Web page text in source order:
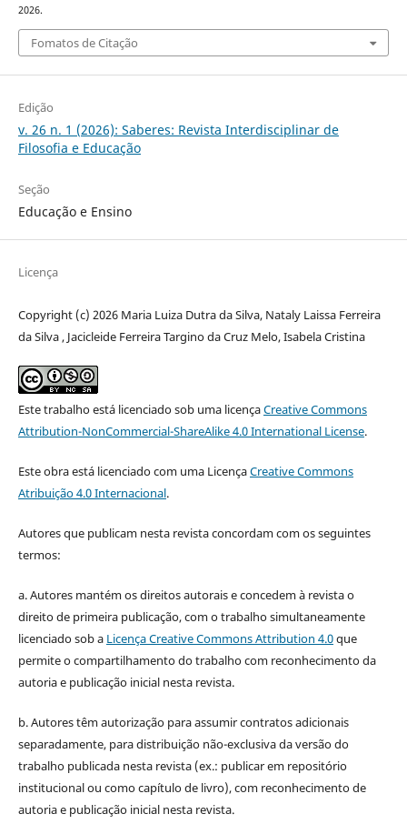
2026.
Fomatos de Citação
Edição
v. 26 n. 1 (2026): Saberes: Revista Interdisciplinar de
Filosofia e Educação
Seção
Educação e Ensino
Licença
Copyright (c) 2026 Maria Luiza Dutra da Silva, Nataly Laissa Ferreira
da Silva , Jacicleide Ferreira Targino da Cruz Melo, Isabela Cristina
Este trabalho está licenciado sob uma licençaCreative Commons
Attribution-NonCommercial-ShareAlike 4.0 International License.
Este obra está licenciado com uma LicençaCreative Commons
Atribuição 4.0 Internacional.
Autores que publicam nesta revista concordam com os seguintes
termos:
a. Autores mantém os direitos autorais e concedem à revista o
direito de primeira publicação, com o trabalho simultaneamente
licenciado sob a Licença Creative Commons Attribution 4.0que
permite o compartilhamento do trabalho com reconhecimento da
autoria e publicação inicial nesta revista.
b. Autores têm autorização para assumir contratos adicionais
separadamente, para distribuição não-exclusiva da versão do
trabalho publicada nesta revista (ex.: publicar em repositório
institucional ou como capítulo de livro), com reconhecimento de
autoria e publicação inicial nesta revista.